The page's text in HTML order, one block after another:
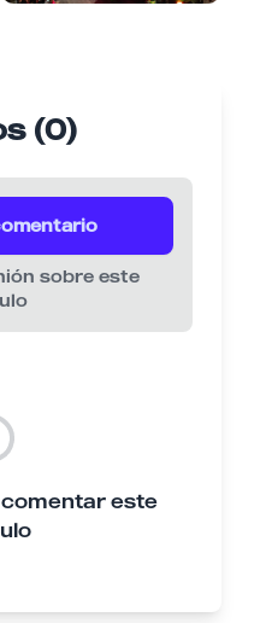
(0)
sobre este
este